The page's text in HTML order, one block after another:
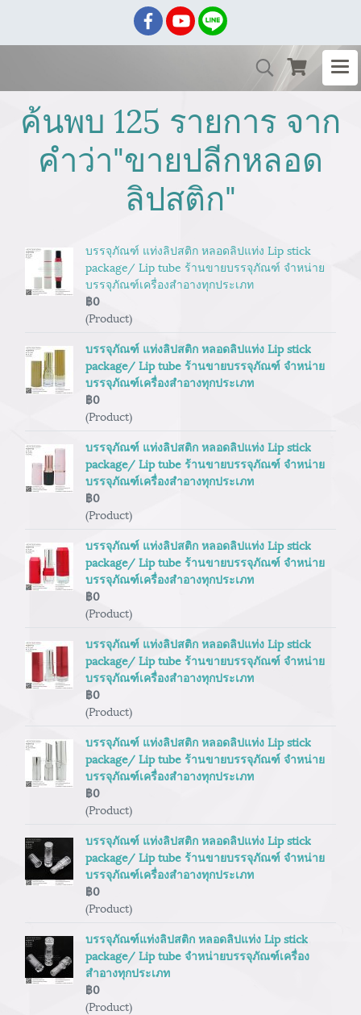
ค้นพบ 125 รายการ จาก
คำว่า"ขายปลีกหลอด
ลิปสติก"
บรรจุภัณฑ์ แท่งลิปสติก หลอดลิปแท่ง Lip stick
package/ Lip tube ร้านขายบรรจุภัณฑ์ จำหน่าย
บรรจุภัณฑ์เครื่องสำอางทุกประเภท
฿0
(Product)
บรรจุภัณฑ์ แท่งลิปสติก หลอดลิปแท่ง Lip stick
package/ Lip tube ร้านขายบรรจุภัณฑ์ จำหน่าย
บรรจุภัณฑ์เครื่องสำอางทุกประเภท
฿0
(Product)
บรรจุภัณฑ์ แท่งลิปสติก หลอดลิปแท่ง Lip stick
package/ Lip tube ร้านขายบรรจุภัณฑ์ จำหน่าย
บรรจุภัณฑ์เครื่องสำอางทุกประเภท
฿0
(Product)
บรรจุภัณฑ์ แท่งลิปสติก หลอดลิปแท่ง Lip stick
package/ Lip tube ร้านขายบรรจุภัณฑ์ จำหน่าย
บรรจุภัณฑ์เครื่องสำอางทุกประเภท
฿0
(Product)
บรรจุภัณฑ์ แท่งลิปสติก หลอดลิปแท่ง Lip stick
package/ Lip tube ร้านขายบรรจุภัณฑ์ จำหน่าย
บรรจุภัณฑ์เครื่องสำอางทุกประเภท
฿0
(Product)
บรรจุภัณฑ์ แท่งลิปสติก หลอดลิปแท่ง Lip stick
package/ Lip tube ร้านขายบรรจุภัณฑ์ จำหน่าย
บรรจุภัณฑ์เครื่องสำอางทุกประเภท
฿0
(Product)
บรรจุภัณฑ์ แท่งลิปสติก หลอดลิปแท่ง Lip stick
package/ Lip tube ร้านขายบรรจุภัณฑ์ จำหน่าย
บรรจุภัณฑ์เครื่องสำอางทุกประเภท
฿0
(Product)
บรรจุภัณฑ์แท่งลิปสติก หลอดลิปแท่ง Lip stick
package/ Lip tube จำหน่ายบรรจุภัณฑ์เครื่อง
สำอางทุกประเภท
฿0
(Product)